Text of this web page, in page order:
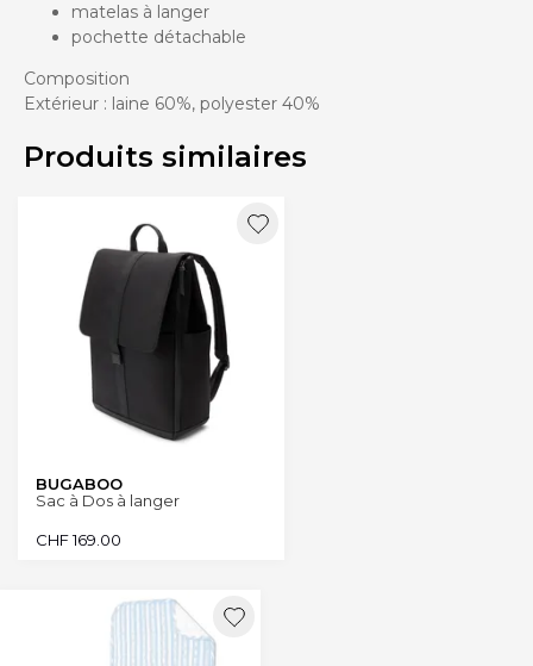
matelas à langer
pochette détachable
Composition
Extérieur : laine 60%, polyester 40%
Produits similaires
BUGABOO
Sac à Dos à langer
CHF169.00